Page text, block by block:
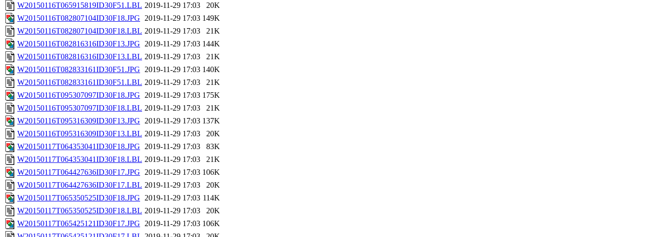
W20150116T065915819ID30F51.LBL 2019-11-29 17:03
20K
W20150116T082807104ID30F18.JPG 2019-11-29 17:03 149K
W20150116T082807104ID30F18.LBL 2019-11-29 17:03
21K
W20150116T082816316ID30F13.JPG 2019-11-29 17:03 144K
W20150116T082816316ID30F13.LBL 2019-11-29 17:03
21K
W20150116T082833161ID30F51.JPG 2019-11-29 17:03 140K
W20150116T082833161ID30F51.LBL 2019-11-29 17:03
21K
W20150116T095307097ID30F18.JPG 2019-11-29 17:03 175K
W20150116T095307097ID30F18.LBL 2019-11-29 17:03
21K
W20150116T095316309ID30F13.JPG 2019-11-29 17:03 137K
W20150116T095316309ID30F13.LBL 2019-11-29 17:03
20K
W20150117T064353041ID30F18.JPG 2019-11-29 17:03
83K
W20150117T064353041ID30F18.LBL 2019-11-29 17:03
21K
W20150117T064427636ID30F17.JPG 2019-11-29 17:03 106K
W20150117T064427636ID30F17.LBL 2019-11-29 17:03
20K
W20150117T065350525ID30F18.JPG 2019-11-29 17:03 114K
W20150117T065350525ID30F18.LBL 2019-11-29 17:03
20K
W20150117T065425121ID30F17.JPG 2019-11-29 17:03 106K